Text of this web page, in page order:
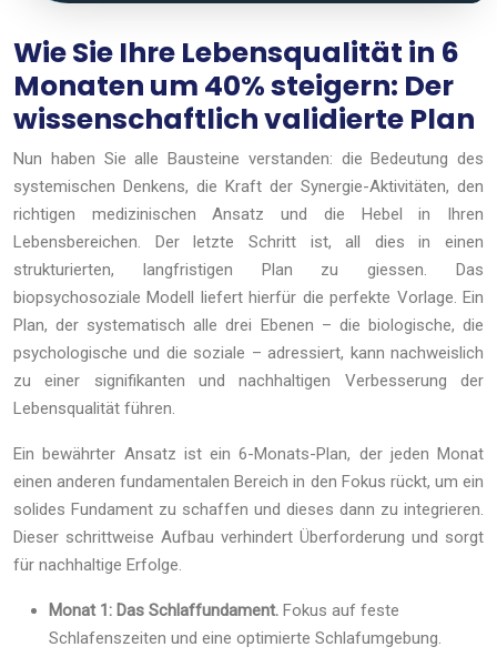
Wie Sie Ihre Lebensqualität in 6
Monaten um 40% steigern: Der
wissenschaftlich validierte Plan
Nun haben Sie alle Bausteine verstanden: die Bedeutung des
systemischen Denkens, die Kraft der Synergie-Aktivitäten, den
richtigen medizinischen Ansatz und die Hebel in Ihren
Lebensbereichen. Der letzte Schritt ist, all dies in einen
strukturierten, langfristigen Plan zu giessen. Das
biopsychosoziale Modell liefert hierfür die perfekte Vorlage. Ein
Plan, der systematisch alle drei Ebenen – die biologische, die
psychologische und die soziale – adressiert, kann nachweislich
zu einer signifikanten und nachhaltigen Verbesserung der
Lebensqualität führen.
Ein bewährter Ansatz ist ein 6-Monats-Plan, der jeden Monat
einen anderen fundamentalen Bereich in den Fokus rückt, um ein
solides Fundament zu schaffen und dieses dann zu integrieren.
Dieser schrittweise Aufbau verhindert Überforderung und sorgt
für nachhaltige Erfolge.
Monat 1: Das Schlaffundament. Fokus auf feste
Schlafenszeiten und eine optimierte Schlafumgebung.